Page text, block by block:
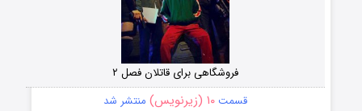
فروشگاهی برای قاتلان فصل ۲
قسمت۱۰ (زیرنویس) منتشر شد